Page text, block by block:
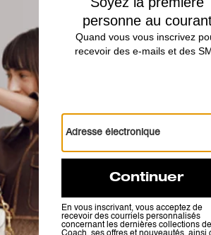
Essential Billfold Wallet In Colorblock
Avis
a pas encore d’avis.